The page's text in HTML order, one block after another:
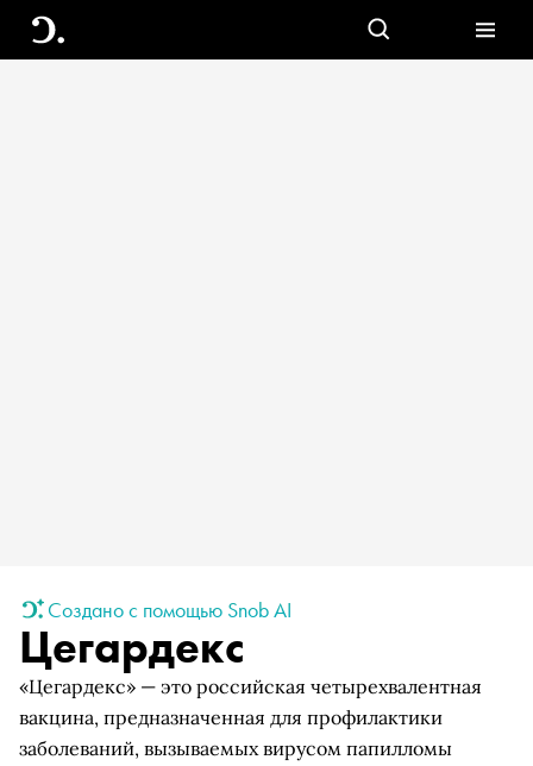
Создано с помощью Snob AI
Цегардекс
«Цегардекс» — это российская четырехвалентная
вакцина, предназначенная для профилактики
заболеваний, вызываемых вирусом папилломы